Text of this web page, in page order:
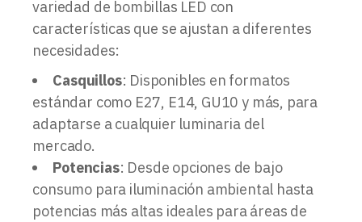
variedad de bombillas LED con
características que se ajustan a diferentes
necesidades:
Casquillos: Disponibles en formatos
estándar como E27, E14, GU10 y más, para
adaptarse a cualquier luminaria del
mercado.
Potencias: Desde opciones de bajo
consumo para iluminación ambiental hasta
potencias más altas ideales para áreas de